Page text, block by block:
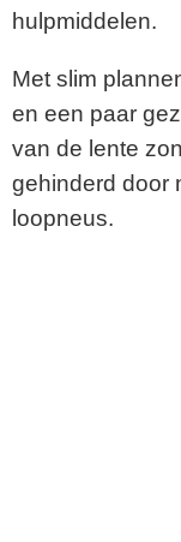
hulpmiddelen.
Met slim
en een paar
van de lente
gehinderd door
loopneus.